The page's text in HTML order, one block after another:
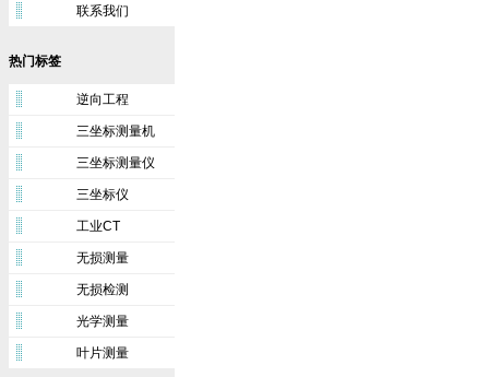
联系我们
热门标签
逆向工程
三坐标测量机
三坐标测量仪
三坐标仪
工业CT
无损测量
无损检测
光学测量
叶片测量